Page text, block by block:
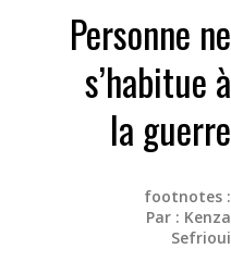
Personne ne
s’habitue à
la guerre
footnotes :
Par : Kenza
Sefrioui